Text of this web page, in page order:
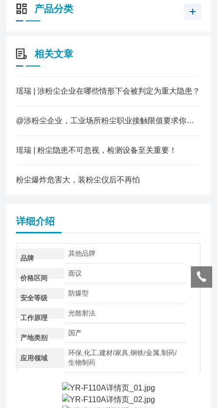
产品分类
相关文章
瑶瑞 | 涉粉尘企业在哪些情形下会被判定为重大隐患？
@涉粉尘企业，工业场所粉尘职业接触限值要求你知道多少？
瑶瑞 | 粉尘隐患不可忽视，检测设备至关重要！
粉尘爆炸危害大，装粉尘仪后不再怕
详细介绍
品牌
其他品牌
价格区间
面议
安全等级
防爆型
工作原理
光散射法
产地类别
国产
应用领域
环保,化工,建材/家具,钢铁/金属,制药/
生物制药